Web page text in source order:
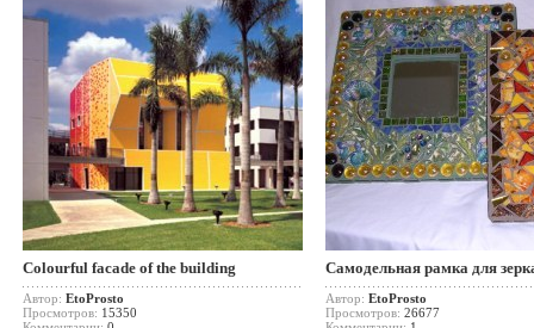
Colourful facade of the building
Автор: EtoProsto
Просмотров: 15350
Самодельная рамка для
Автор: EtoProsto
Просмотров: 26677